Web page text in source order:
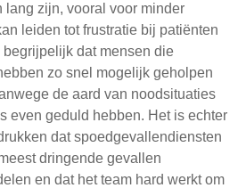
lang zijn, vooral voor minder
leiden tot frustratie bij patiënten
dat mensen die
zo snel mogelijk geholpen
de aard van noodsituaties
even geduld hebben. Het is echter
dat spoedgevallendiensten
dringende gevallen
en dat het team hard werkt om